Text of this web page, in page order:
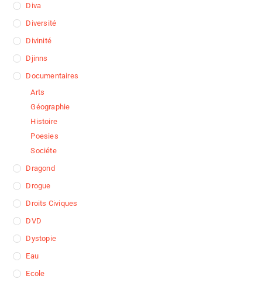
Diva
Diversité
Divinité
Djinns
Documentaires
Arts
Géographie
Histoire
Poesies
Sociéte
Dragond
Drogue
Droits Civiques
DVD
Dystopie
Eau
Ecole